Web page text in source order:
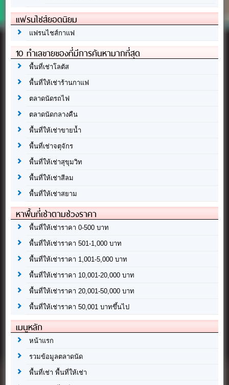
แฟรนไชส์ยอดนิยม
แฟรนไชส์กาแฟ
10 ทำเลขายของที่มีการค้นหามากที่สุด
พื้นที่เช่าโลตัส
พื้นที่ให้เช่าร้านกาแฟ
ตลาดนัดรถไฟ
ตลาดนัดกลางคืน
พื้นที่ให้เช่าขายน้ำ
พื้นที่เช่าจตุจักร
พื้นที่ให้เช่าสุขุมวิท
พื้นที่ให้เช่าสีลม
พื้นที่ให้เช่าสยาม
หาพื้นที่เช่าตามช่วงราคา
พื้นที่ให้เช่าราคา 0-500 บาท
พื้นที่ให้เช่าราคา 501-1,000 บาท
พื้นที่ให้เช่าราคา 1,001-5,000 บาท
พื้นที่ให้เช่าราคา 10,001-20,000 บาท
พื้นที่ให้เช่าราคา 20,001-50,000 บาท
พื้นที่ให้เช่าราคา 50,001 บาทขึ้นไป
เมนูหลัก
หน้าแรก
รวมข้อมูลตลาดนัด
พื้นที่เช่า พื้นที่ให้เช่า